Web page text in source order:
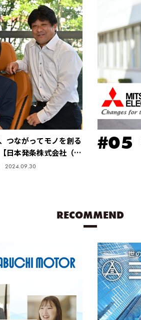
つながってモノを創る
日本発条株式会社（ニ
2024.09.30
RECOMMEND